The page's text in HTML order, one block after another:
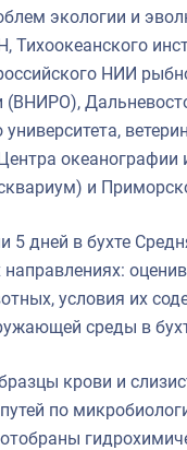
экологии и
Тихоокеанского
НИИ
(ВНИРО),
океанографии
и
5 дней в бухте
условия их
среды в
крови и
по